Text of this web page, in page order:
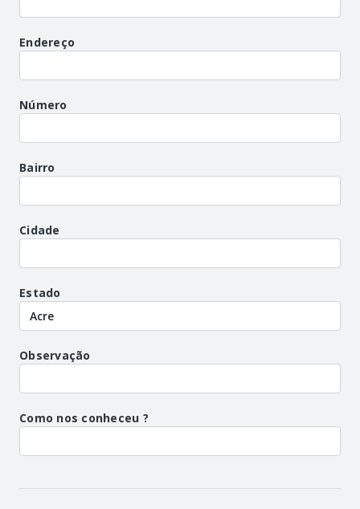
Endereço
Número
Bairro
Cidade
Estado
Observação
Como nos conheceu ?